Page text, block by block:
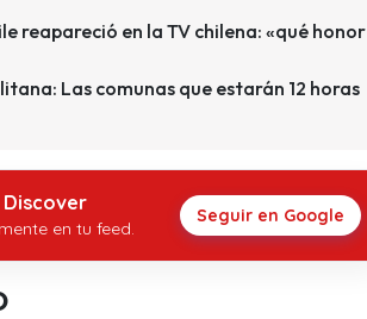
reapareció en la TV chilena: «qué honor
Las comunas que estarán 12 horas
Discover
en tu feed.
Seguir en Google